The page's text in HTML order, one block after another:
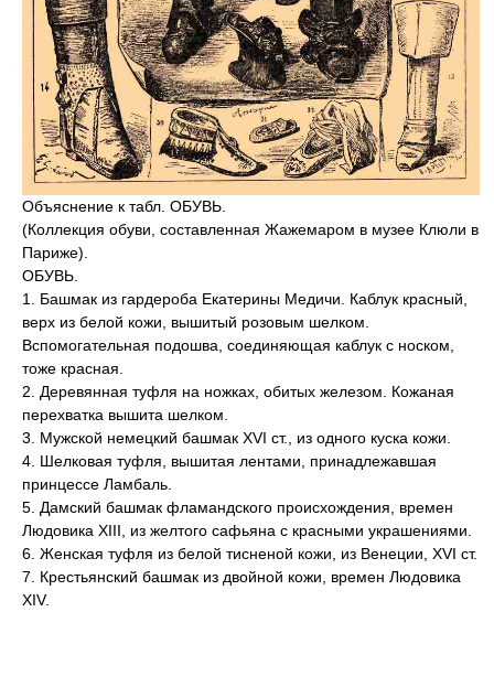
Объяснение к табл. ОБУВЬ.
(Коллекция обуви, составленная Жажемаром в музее Клюли в
Париже).
ОБУВЬ.
1. Башмак из гардероба Екатерины Медичи. Каблук красный,
верх из белой кожи, вышитый розовым шелком.
Вспомогательная подошва, соединяющая каблук с носком,
тоже красная.
2. Деревянная туфля на ножках, обитых железом. Кожаная
перехватка вышита шелком.
3. Мужской немецкий башмак XVI ст., из одного куска кожи.
4. Шелковая туфля, вышитая лентами, принадлежавшая
принцессе Ламбаль.
5. Дамский башмак фламандского происхождения, времен
Людовика XIII, из желтого сафьяна с красными украшениями.
6. Женская туфля из белой тисненой кожи, из Венеции, XVI ст.
7. Крестьянский башмак из двойной кожи, времен Людовика
XIV.